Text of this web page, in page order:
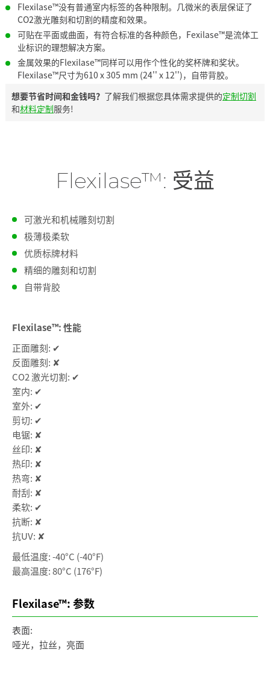
Flexilase™没有普通室内标签的各种限制。几微米的表层保证了
CO2激光雕刻和切割的精度和效果。
可贴在平面或曲面，有符合标准的各种颜色，Fexilase™是流体工
业标识的理想解决方案。
金属效果的Flexilase™同样可以用作个性化的奖杯牌和奖状。
Flexilase™尺寸为610 x 305 mm (24'' x 12'')，自带背胶。
想要节省时间和金钱吗？ 了解我们根据您具体需求提供的定制切割
和材料定制服务!
Flexilase™: 受益
可激光和机械雕刻切割
极薄极柔软
优质标牌材料
精细的雕刻和切割
自带背胶
Flexilase™: 性能
正面雕刻: ✔
反面雕刻: ✘
CO2 激光切割: ✔
室内: ✔
室外: ✔
剪切: ✔
电锯: ✘
丝印: ✘
热印: ✘
热弯: ✘
耐刮: ✘
柔软: ✔
抗断: ✘
抗UV: ✘
最低温度: -40°C (-40°F)
最高温度: 80°C (176°F)
Flexilase™: 参数
表面:
哑光，拉丝，亮面